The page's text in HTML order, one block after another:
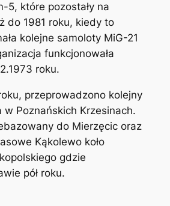
5, które pozostały na
do 1981 roku, kiedy to
kolejne samoloty MiG-21
funkcjonowała
roku.
przeprowadzono kolejny
w Poznańskich Krzesinach.
do Mierzęcic oraz
Kąkolewo koło
gdzie
pół roku.